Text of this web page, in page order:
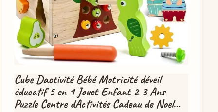
Cube Dactivité Bébé Motricité déveil
éducatif 5 en 1 Jouet Enfant 2 3 Ans
Puzzle Centre dActivités Cadeau de Noel